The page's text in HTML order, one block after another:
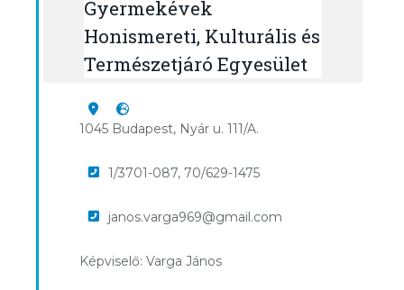
Gyermekévek
Honismereti, Kulturális és
Természetjáró Egyesület
1045 Budapest, Nyár u. 111/A.
1/3701-087, 70/629-1475
janos.varga969@gmail.com
Képviselő: Varga János